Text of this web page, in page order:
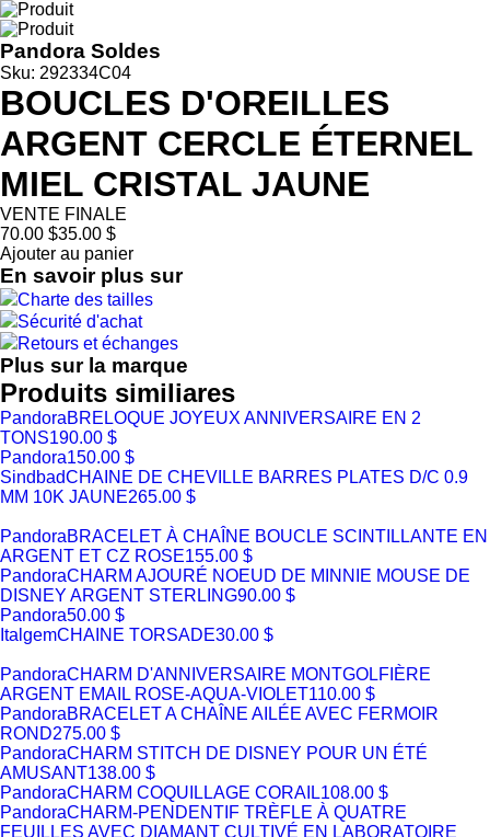
Pandora Soldes
Sku: 292334C04
BOUCLES D'OREILLES
ARGENT CERCLE ÉTERNEL
MIEL CRISTAL JAUNE
VENTE FINALE
70.00 $35.00 $
Ajouter au panier
En savoir plus sur
Charte des tailles
Sécurité d'achat
Retours et échanges
Plus sur la marque
Produits similiares
PandoraBRELOQUE JOYEUX ANNIVERSAIRE EN 2
TONS190.00 $
Pandora150.00 $
SindbadCHAINE DE CHEVILLE BARRES PLATES D/C 0.9
MM 10K JAUNE265.00 $
PandoraBRACELET À CHAÎNE BOUCLE SCINTILLANTE EN
ARGENT ET CZ ROSE155.00 $
PandoraCHARM AJOURÉ NOEUD DE MINNIE MOUSE DE
DISNEY ARGENT STERLING90.00 $
Pandora50.00 $
ItalgemCHAINE TORSADE30.00 $
PandoraCHARM D'ANNIVERSAIRE MONTGOLFIÈRE
ARGENT EMAIL ROSE-AQUA-VIOLET110.00 $
PandoraBRACELET A CHAÎNE AILÉE AVEC FERMOIR
ROND275.00 $
PandoraCHARM STITCH DE DISNEY POUR UN ÉTÉ
AMUSANT138.00 $
PandoraCHARM COQUILLAGE CORAIL108.00 $
PandoraCHARM-PENDENTIF TRÈFLE À QUATRE
FEUILLES AVEC DIAMANT CULTIVÉ EN LABORATOIRE